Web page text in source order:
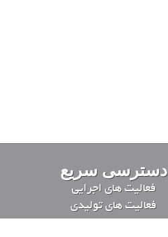
دسترسی سریع
فعالیت های اجرایی
فعالیت های تولیدی
لیست پروژه ها